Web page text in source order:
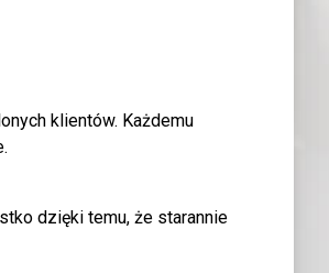
klientów. Każdemu
dzięki temu, że starannie